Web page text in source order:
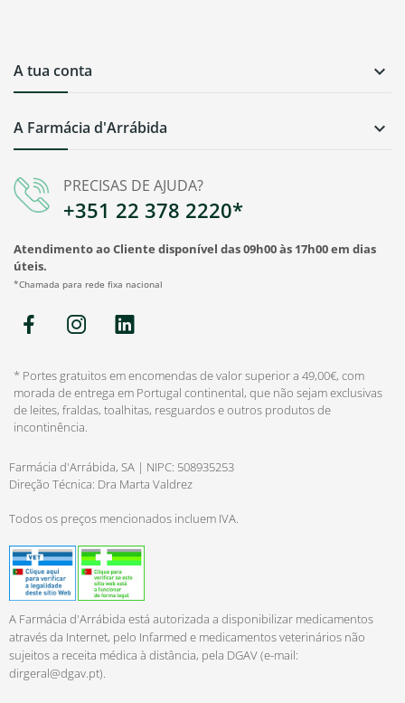
PRECISAS DE AJUDA?
+351 22 378 2220*
Atendimento ao Cliente disponível das 09h00 às 17h00 em dias
úteis.
*Chamada para rede fixa nacional
A Farmácia d'Arrábida 
A tua conta 
* Portes gratuitos em encomendas de valor superior a 49,00€, com
morada de entrega em Portugal continental, que não sejam exclusivas
de leites, fraldas, toalhitas, resguardos e outros produtos de
incontinência.
Farmácia d'Arrábida, SA | NIPC: 508935253
Direção Técnica: Dra Marta Valdrez
Todos os preços mencionados incluem IVA.
A Farmácia d'Arrábida está autorizada a disponibilizar medicamentos
através da Internet, pelo Infarmed e medicamentos veterinários não
sujeitos a receita médica à distância, pela DGAV (e-mail:
dirgeral@dgav.pt).